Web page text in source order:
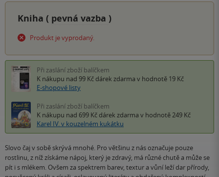
Kniha ( pevná vazba )
Produkt je vyprodaný.
Při zaslání zboží balíčkem
K nákupu nad 99 Kč dárek zdarma v hodnotě 19 Kč
E-shopové listy
Při zaslání zboží balíčkem
K nákupu nad 699 Kč dárek zdarma v hodnotě 249 Kč
Karel IV. v kouzelném kukátku
Slovo čaj v sobě skrývá mnohé. Pro většinu z nás označuje pouze
rostlinu, z níž získáme nápoj, který je zdravý, má různé chutě a může se
pít i s mlékem. Ovšem za spektrem barev, textur a vůní leží dar přírody,